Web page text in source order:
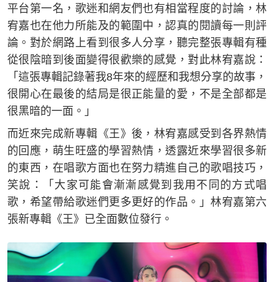
平台第一名，歌迷和網友們也有相當程度的討論，林
宥嘉也在他力所能及的範圍中，認真的閱讀每一則評
論。對於網路上看到很多人分享，聽完整張專輯有種
從很陰暗到後面變得很歡樂的感覺，對此林宥嘉說：
「這張專輯記錄著我8年來的經歷和我想分享的故事，
很開心在最後的結局是很正能量的愛，不是全部都是
很黑暗的一面。」
而近來完成新專輯《王》後，林宥嘉感受到各界熱情
的回應，萌生旺盛的學習熱情，透露近來學習很多新
的東西，在唱歌方面也在努力精進自己的歌唱技巧，
笑說：「大家可能會漸漸感覺到我用不同的方式唱
歌，希望帶給歌迷們更多更好的作品。」林宥嘉第六
張新專輯《王》已全面數位發行。